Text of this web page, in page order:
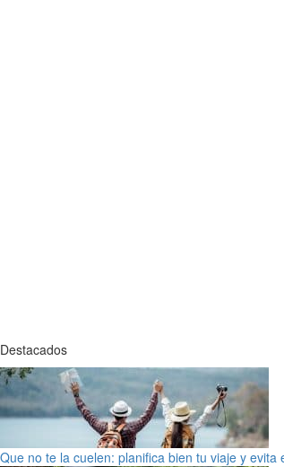
Destacados
Que no te la cuelen: planifica bien tu viaje y